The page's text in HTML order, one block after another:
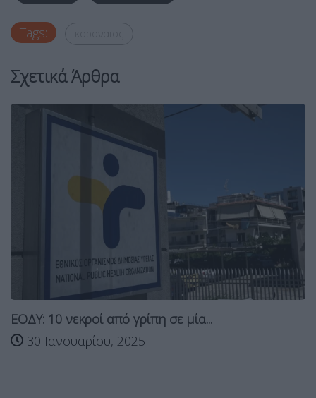
Tags:
Σχετικά Άρθρα
ΕΟΔΥ: 10 νεκροί από γρίπη σε μία...
30 Ιανουαρίου, 2025